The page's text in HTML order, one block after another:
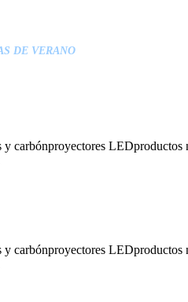
DE VERANO
y carbónproyectores LEDproductos
y carbónproyectores LEDproductos